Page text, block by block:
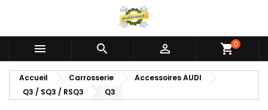
   shopping_cart0
Accueil Carrosserie
Accessoires AUDI
Q3 / SQ3 / RSQ3
Q3